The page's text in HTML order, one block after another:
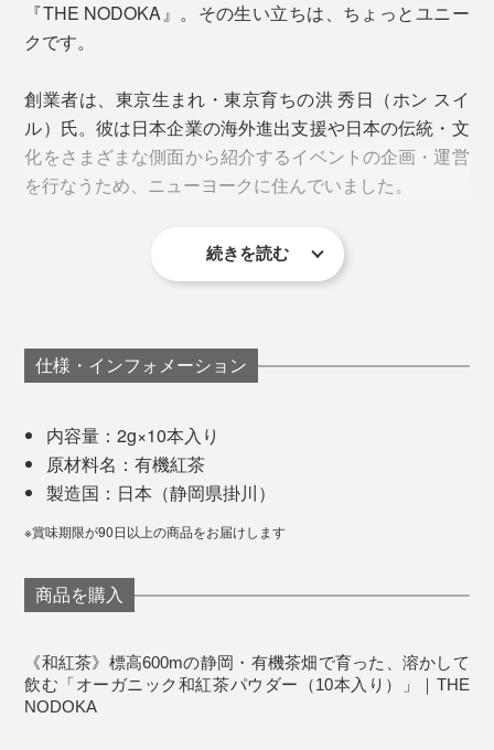
入れも手作業というのだから、どれほど手間ひまかけて
育てられているのかがわかります。
めて、バッグに入れて持ち歩きできて便利。
カフェイン：★★☆
おすすめアレンジは、「和紅茶ジンジャーエール」。氷
を入れた炭酸水に、あらかじめ50〜60mlの水で濃く溶
いた和紅茶パウダー、ジンジャーシロップ大さじ1（お
好みで量を調節してください）を投入。お好みでレモン
茶葉の味や香りがしっかりと引き立つ粉末だから、市販
けるだけで贅沢な味わいに。パンケーキやクッキーなど
のスイーツづくりにも大活躍します。
『THE NODOKA』。その生い立ちは、ちょっとユニー
クです。
創業者は、東京生まれ・東京育ちの洪 秀日（ホン スイ
ル）氏。彼は日本企業の海外進出支援や日本の伝統・文
化をさまざまな側面から紹介するイベントの企画・運営
を行なうため、ニューヨークに住んでいました。
写真は『THE NODOKA』創業者の洪 秀日氏
続きを読む
仕様・インフォメーション
内容量：2g×10本入り
原材料名：有機紅茶
製造国：日本（静岡県掛川）
※賞味期限が90日以上の商品をお届けします
商品を購入
《和紅茶》標高600mの静岡・有機茶畑で育った、溶かして
飲む「オーガニック和紅茶パウダー（10本入り）」｜THE
NODOKA